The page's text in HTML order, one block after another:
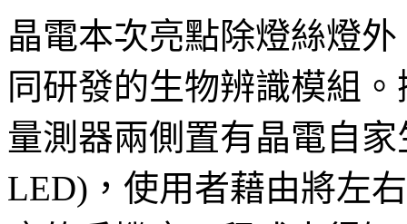
晶電本次亮點除燈絲燈
同研發的生物辨識模組
量測器兩側置有晶電自
LED)，使用者藉由將左